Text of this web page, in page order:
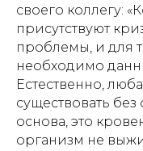
своего коллегу:
присутствуют
проблемы, и для
необходимо
Естественно,
существовать
основа, это
организм не